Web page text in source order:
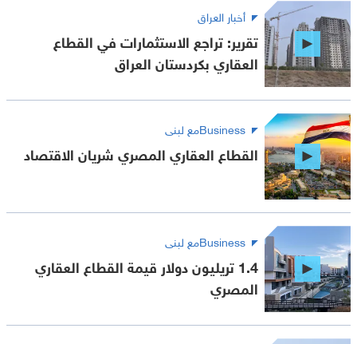
أخبار العراق
تقرير: تراجع الاستثمارات في القطاع
العقاري بكردستان العراق
Businessمع لبنى
القطاع العقاري المصري شريان الاقتصاد
Businessمع لبنى
1.4 تريليون دولار قيمة القطاع العقاري
المصري